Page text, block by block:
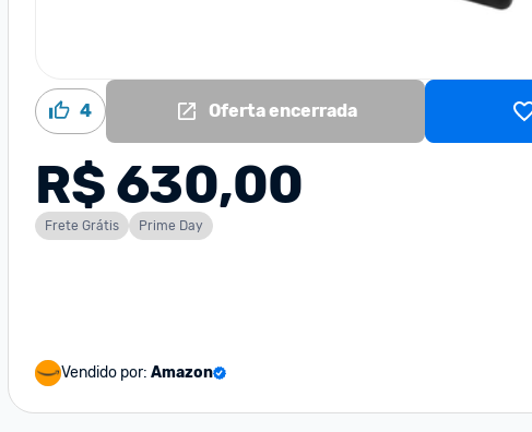
4 Oferta encerrada
R$ 630,00
Frete Grátis Prime Day
Vendido por: Amazon